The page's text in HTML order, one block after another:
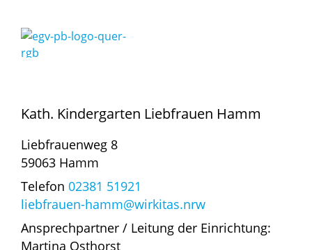
Kath. Kindergarten Liebfrauen Hamm
Liebfrauenweg 8
59063 Hamm
Telefon 02381 51921
liebfrauen-hamm@wirkitas.nrw
Ansprechpartner / Leitung der Einrichtung:
Martina Osthorst